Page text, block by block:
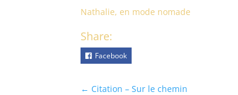
Nathalie, en mode nomade
Share:
Facebook
← Citation – Sur le chemin